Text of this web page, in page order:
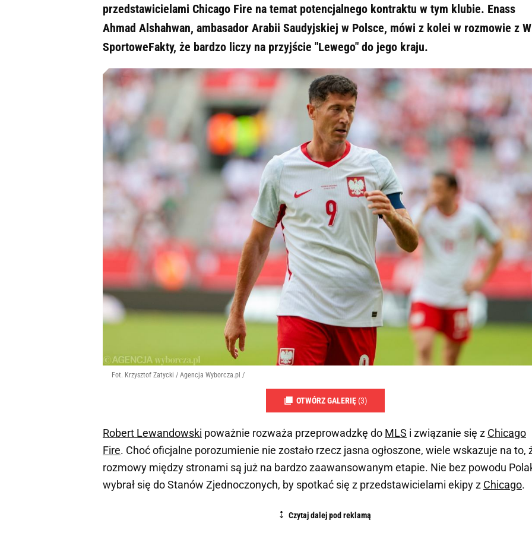
przedstawicielami Chicago Fire na temat potencjalnego kontraktu w tym klubie. Enass
Ahmad Alshahwan, ambasador Arabii Saudyjskiej w Polsce, mówi z kolei w rozmowie z
SportoweFakty, że bardzo liczy na przyjście "Lewego" do jego kraju.
Fot. Krzysztof Zatycki / Agencja Wyborcza.pl /
OTWÓRZ GALERIĘ (3)
Robert Lewandowski poważnie rozważa przeprowadzkę do MLS i związanie się z Chicago
Fire. Choć oficjalne porozumienie nie zostało rzecz jasna ogłoszone, wiele wskazuje na to,
rozmowy między stronami są już na bardzo zaawansowanym etapie. Nie bez powodu
wybrał się do Stanów Zjednoczonych, by spotkać się z przedstawicielami ekipy z Chicago.